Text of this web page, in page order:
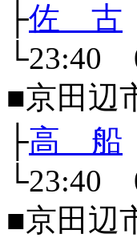
├佐 古
■京田辺
├高 船
■京田辺